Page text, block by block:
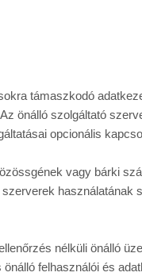
támaszkodó
önálló szolgáltató
opcionális
vagy bárki
használatának
nélküli önálló
felhasználói és